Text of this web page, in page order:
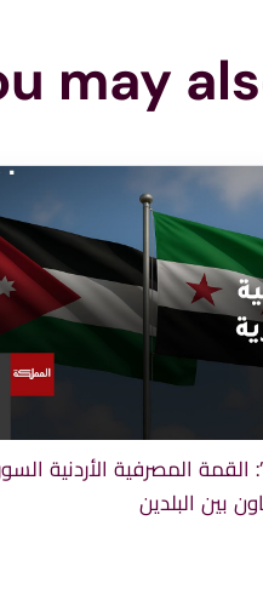
may
القمة المصرفية الأردنية
بين البلدين